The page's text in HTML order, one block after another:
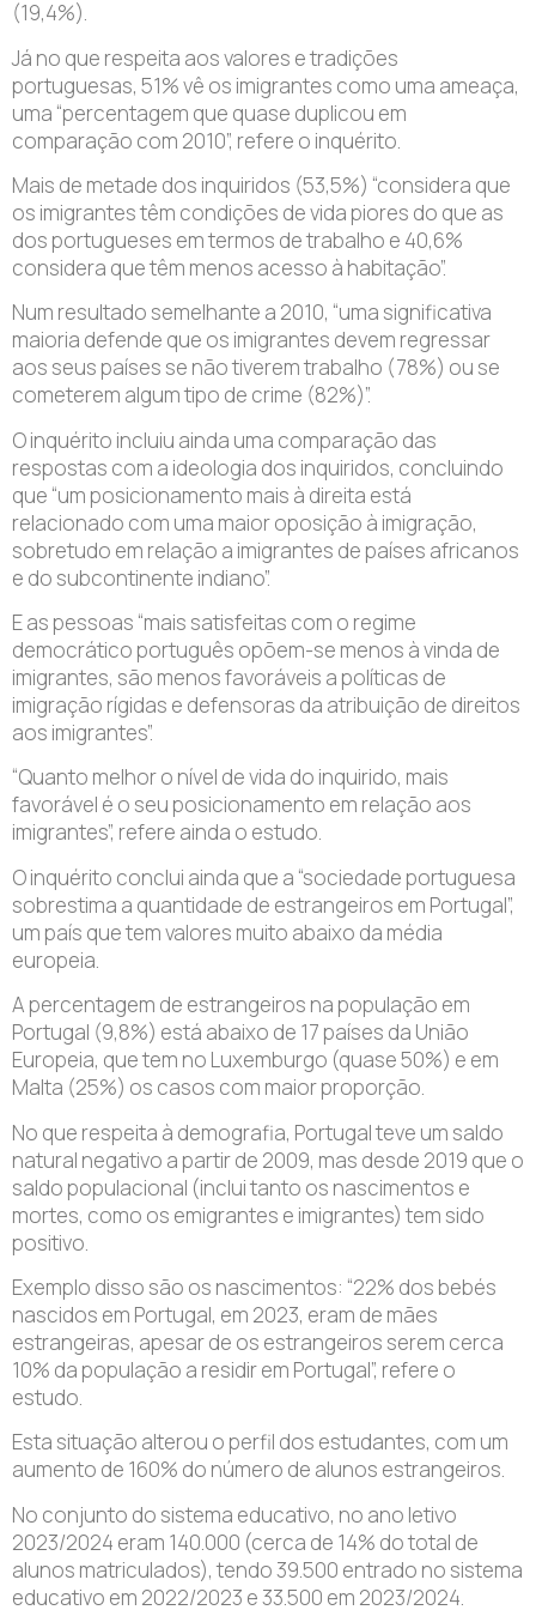
(19,4%).
Já no que respeita aos valores e tradições
portuguesas, 51% vê os imigrantes como uma ameaça,
uma “percentagem que quase duplicou em
comparação com 2010”, refere o inquérito.
Mais de metade dos inquiridos (53,5%) “considera que
os imigrantes têm condições de vida piores do que as
dos portugueses em termos de trabalho e 40,6%
considera que têm menos acesso à habitação”.
Num resultado semelhante a 2010, “uma significativa
maioria defende que os imigrantes devem regressar
aos seus países se não tiverem trabalho (78%) ou se
cometerem algum tipo de crime (82%)”.
O inquérito incluiu ainda uma comparação das
respostas com a ideologia dos inquiridos, concluindo
que “um posicionamento mais à direita está
relacionado com uma maior oposição à imigração,
sobretudo em relação a imigrantes de países africanos
e do subcontinente indiano”.
E as pessoas “mais satisfeitas com o regime
democrático português opõem-se menos à vinda de
imigrantes, são menos favoráveis a políticas de
imigração rígidas e defensoras da atribuição de direitos
aos imigrantes”.
“Quanto melhor o nível de vida do inquirido, mais
favorável é o seu posicionamento em relação aos
imigrantes”, refere ainda o estudo.
O inquérito conclui ainda que a “sociedade portuguesa
sobrestima a quantidade de estrangeiros em Portugal”,
um país que tem valores muito abaixo da média
europeia.
A percentagem de estrangeiros na população em
Portugal (9,8%) está abaixo de 17 países da União
Europeia, que tem no Luxemburgo (quase 50%) e em
Malta (25%) os casos com maior proporção.
No que respeita à demografia, Portugal teve um saldo
natural negativo a partir de 2009, mas desde 2019 que o
saldo populacional (inclui tanto os nascimentos e
mortes, como os emigrantes e imigrantes) tem sido
positivo.
Exemplo disso são os nascimentos: “22% dos bebés
nascidos em Portugal, em 2023, eram de mães
estrangeiras, apesar de os estrangeiros serem cerca
10% da população a residir em Portugal”, refere o
estudo.
Esta situação alterou o perfil dos estudantes, com um
aumento de 160% do número de alunos estrangeiros.
No conjunto do sistema educativo, no ano letivo
2023/2024 eram 140.000 (cerca de 14% do total de
alunos matriculados), tendo 39.500 entrado no sistema
educativo em 2022/2023 e 33.500 em 2023/2024.